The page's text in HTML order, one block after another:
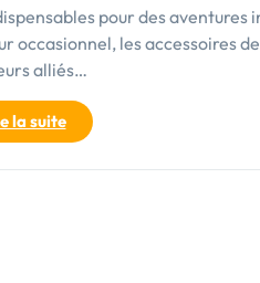
pour des aventures
occasionnel, les accessoires
alliés…
la suite"Les
accessoires
de